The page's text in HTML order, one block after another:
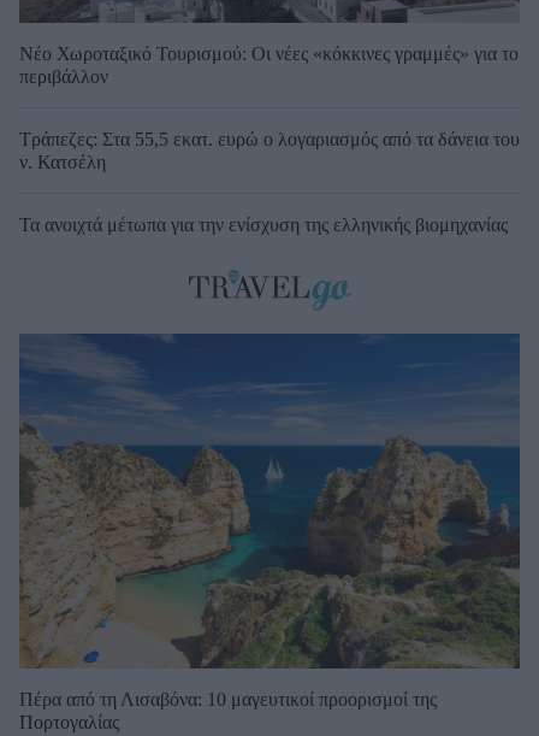
Νέο Χωροταξικό Τουρισμού: Οι νέες «κόκκινες γραμμές» για το
περιβάλλον
Τράπεζες: Στα 55,5 εκατ. ευρώ ο λογαριασμός από τα δάνεια του
ν. Κατσέλη
Τα ανοιχτά μέτωπα για την ενίσχυση της ελληνικής βιομηχανίας
Πέρα από τη Λισαβόνα: 10 μαγευτικοί προορισμοί της
Πορτογαλίας